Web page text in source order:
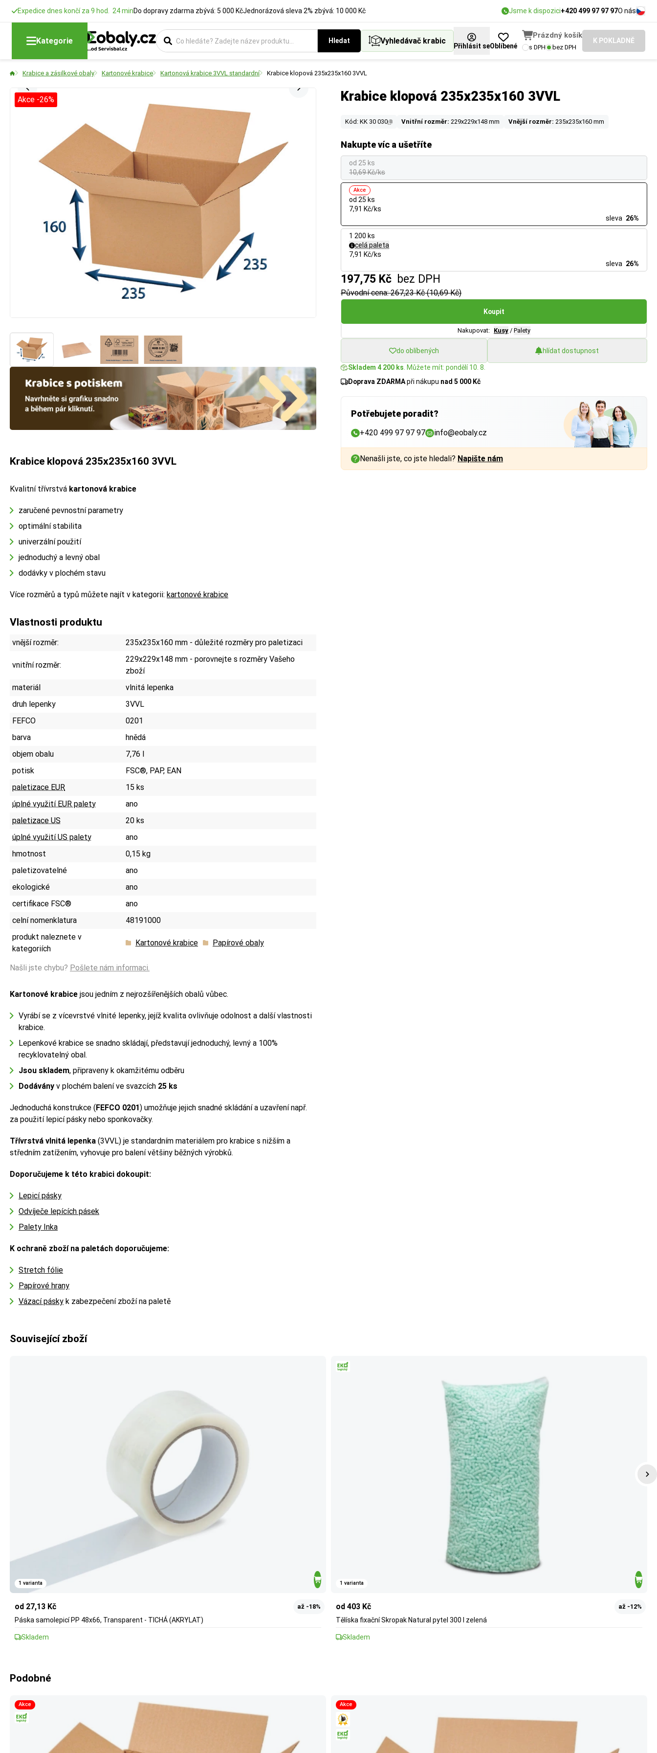
Expedice dnes končí za 9 hod. 24 minDo dopravy zdarma zbývá: 5 000 KčJednorázová sleva 2% zbývá: 10 000 Kč Jsme k dispozici+420 499 97 97 97O nás
Kategorie Hledat Vyhledávač krabic
Přihlásit seOblíbené
Prázdný košík
s DPH bez DPH
K POKLADNĚ
Krabice a zásilkové obaly Kartonové krabice Kartonová krabice 3VVL standardní Krabice klopová 235x235x160 3VVL
Krabice klopová 235x235x160 3VVL
Kód: KK 30 030 Vnitřní rozměr: 229x229x148 mm Vnější rozměr: 235x235x160 mm
Nakupte víc a ušetříte
od 25 ks
10,69 Kč/ks
od 25 ks
Akce
7,91 Kč/ks
sleva 26%
1 200 ks
celá paleta
7,91 Kč/ks
sleva 26%
197,75 Kč bez DPH
Původní cena: 267,23 Kč (10,69 Kč)
Koupit
Nakupovat: Kusy / Palety
do oblíbených hlídat dostupnost
Skladem 4 200 ks . Můžete mít: pondělí 10. 8.
Doprava ZDARMApři nákupu nad 5 000 Kč
Potřebujete poradit?
+420 499 97 97 97 info@eobaly.cz
Nenašli jste, co jste hledali? Napište nám
Akce -26%
Krabice klopová 235x235x160 3VVL
Kvalitní třívrstvá kartonová krabice
zaručené pevnostní parametry
optimální stabilita
univerzální použití
jednoduchý a levný obal
dodávky v plochém stavu
Více rozměrů a typů můžete najít v kategorii: kartonové krabice
Vlastnosti produktu
vnější rozměr: 235x235x160 mm - důležité rozměry pro paletizaci
vnitřní rozměr:
229x229x148 mm - porovnejte s rozměry Vašeho
zboží
materiál
vlnitá lepenka
druh lepenky
3VVL
FEFCO
0201
barva
hnědá
objem obalu
7,76 l
potisk
FSC®, PAP, EAN
paletizace EUR
15 ks
úplné využití EUR palety
ano
paletizace US
20 ks
úplné využití US palety
ano
hmotnost
0,15 kg
paletizovatelné
ano
ekologické
ano
certifikace FSC®
ano
celní nomenklatura
48191000
produkt naleznete v
kategoriích
Kartonové krabice Papírové obaly
Našli jste chybu? Pošlete nám informaci.
Kartonové krabice jsou jedním z nejrozšířenějších obalů vůbec.
Vyrábí se z vícevrstvé vlnité lepenky, jejíž kvalita ovlivňuje odolnost a další vlastnosti
krabice.
Lepenkové krabice se snadno skládají, představují jednoduchý, levný a 100%
recyklovatelný obal.
Jsou skladem, připraveny k okamžitému odběru
Dodávány v plochém balení ve svazcích 25 ks
Jednoduchá konstrukce (FEFCO 0201) umožňuje jejich snadné skládání a uzavření např.
za použití lepicí pásky nebo sponkovačky.
Třívrstvá vlnitá lepenka (3VVL) je standardním materiálem pro krabice s nižším a
středním zatížením, vyhovuje pro balení většiny běžných výrobků.
Doporučujeme k této krabici dokoupit:
Lepicí pásky
Odvíječe lepících pásek
Palety Inka
K ochraně zboží na paletách doporučujeme:
Stretch fólie
Papírové hrany
Vázací pásky k zabezpečení zboží na paletě
Související zboží
1 varianta
od 27,13 Kč až -18%
Páska samolepicí PP 48x66, Transparent - TICHÁ (AKRYLAT)
Skladem
1 varianta
od 403 Kč až -12%
Tělíska fixační Skropak Natural pytel 300 l zelená
Skladem
Podobné
Akce Akce